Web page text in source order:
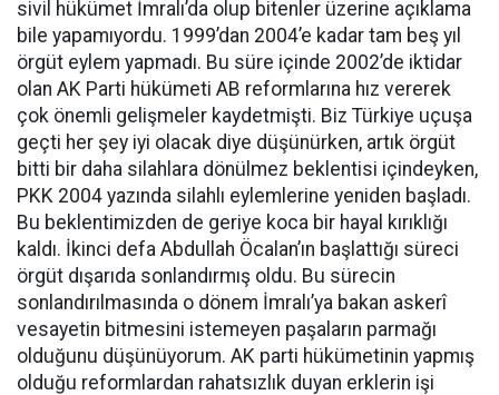
sivil hükümet İmralı’da olup bitenler üzerine açıklama
bile yapamıyordu. 1999’dan 2004’e kadar tam beş yıl
örgüt eylem yapmadı. Bu süre içinde 2002’de iktidar
olan AK Parti hükümeti AB reformlarına hız vererek
çok önemli gelişmeler kaydetmişti. Biz Türkiye uçuşa
geçti her şey iyi olacak diye düşünürken, artık örgüt
bitti bir daha silahlara dönülmez beklentisi içindeyken,
PKK 2004 yazında silahlı eylemlerine yeniden başladı.
Bu beklentimizden de geriye koca bir hayal kırıklığı
kaldı. İkinci defa Abdullah Öcalan’ın başlattığı süreci
örgüt dışarıda sonlandırmış oldu. Bu sürecin
sonlandırılmasında o dönem İmralı’ya bakan askerî
vesayetin bitmesini istemeyen paşaların parmağı
olduğunu düşünüyorum. AK parti hükümetinin yapmış
olduğu reformlardan rahatsızlık duyan erklerin işi